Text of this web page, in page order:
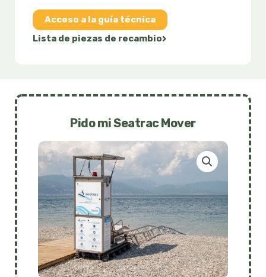
Acceso a la guía técnica
Lista de piezas de recambio
Pido mi Seatrac Mover